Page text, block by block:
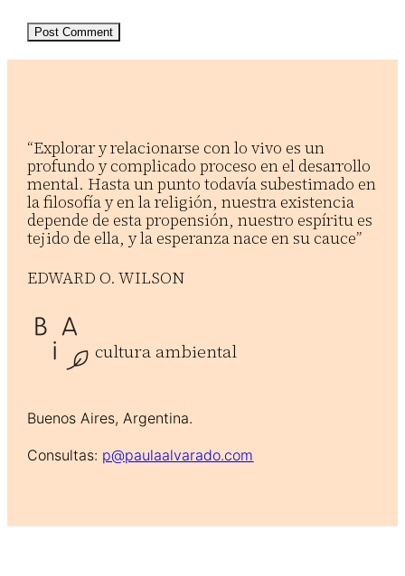
“Explorar y relacionarse con lo vivo es un
profundo y complicado proceso en el desarrollo
mental. Hasta un punto todavía subestimado en
la filosofía y en la religión, nuestra existencia
depende de esta propensión, nuestro espíritu es
tejido de ella, y la esperanza nace en su cauce”
EDWARD O. WILSON
cultura ambiental
Buenos Aires, Argentina.
Consultas: p@paulaalvarado.com